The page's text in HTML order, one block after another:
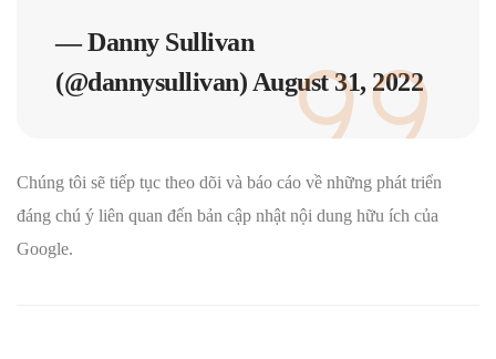
— Danny Sullivan
(@dannysullivan) August 31, 2022
Chúng tôi sẽ tiếp tục theo dõi và báo cáo về những phát triển
đáng chú ý liên quan đến bản cập nhật nội dung hữu ích của
Google.